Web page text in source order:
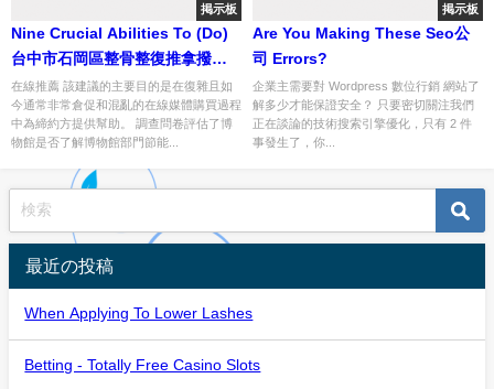
掲示板
Nine Crucial Abilities To (Do)
台中市石岡區整骨整復推拿撥筋
Loss Remarkably Effectively
在線推薦 該建議的主要目的是在復雜且如
今通常非常倉促和混亂的在線媒體購買過程
中為締約方提供幫助。 調查問卷評估了博
物館是否了解博物館部門節能...
掲示板
Are You Making These Seo公
司 Errors?
企業主需要對 Wordpress 數位行銷 網站了
解多少才能保證安全？ 只要密切關注我們
正在談論的技術搜索引擎優化，只有 2 件
事發生了，你...
最近の投稿
When Applying To Lower Lashes
Betting - Totally Free Casino Slots